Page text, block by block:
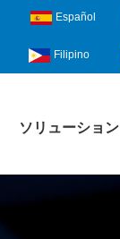
Español
Filipino
ソリューション